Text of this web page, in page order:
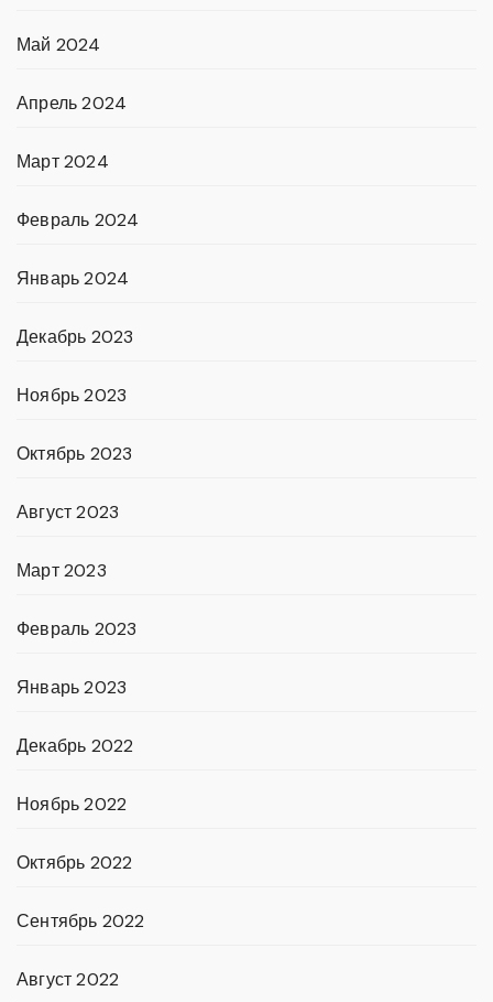
Май 2024
Апрель 2024
Март 2024
Февраль 2024
Январь 2024
Декабрь 2023
Ноябрь 2023
Октябрь 2023
Август 2023
Март 2023
Февраль 2023
Январь 2023
Декабрь 2022
Ноябрь 2022
Октябрь 2022
Сентябрь 2022
Август 2022